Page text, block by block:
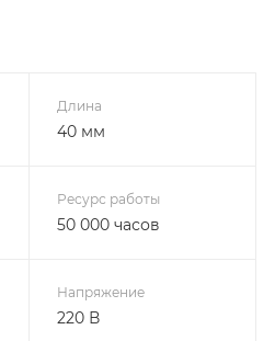
Длина
40 мм
Ресурс работы
50 000 часов
Напряжение
220 В